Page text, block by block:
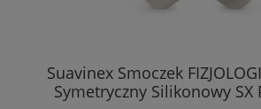
Suavinex Smoczek
Symetryczny Silikonowy SX